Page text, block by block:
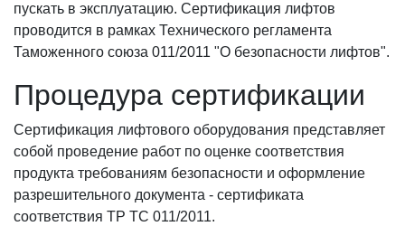
пускать в эксплуатацию. Сертификация лифтов
проводится в рамках Технического регламента
Таможенного союза 011/2011 "О безопасности лифтов".
Процедура сертификации
Сертификация лифтового оборудования представляет
собой проведение работ по оценке соответствия
продукта требованиям безопасности и оформление
разрешительного документа - сертификата
соответствия ТР ТС 011/2011.